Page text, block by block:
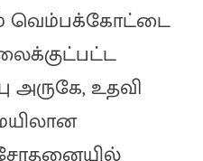
வெம்பக்கோட்டை
அருகே, உதவி